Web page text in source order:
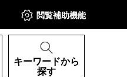
閲覧補助機能
キーワードから
探す